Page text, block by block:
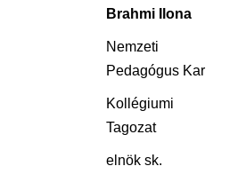
Brahmi Ilona
Nemzeti
Pedagógus Kar
Kollégiumi
Tagozat
elnök sk.